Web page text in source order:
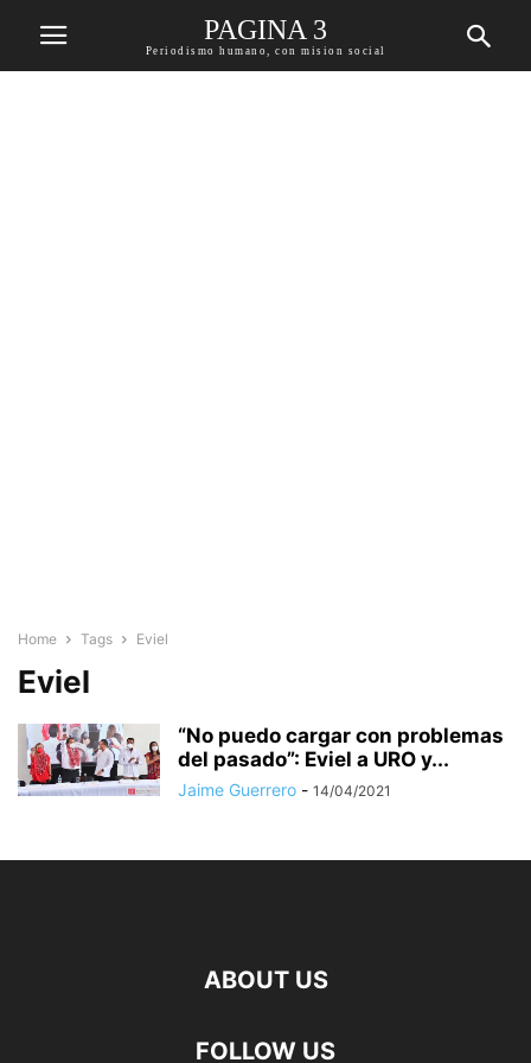
PAGINA 3
Periodismo humano, con mision social
Home Tags Eviel
Eviel
“No puedo cargar con problemas
del pasado”: Eviel a URO y...
Jaime Guerrero - 14/04/2021
ABOUT US
FOLLOW US